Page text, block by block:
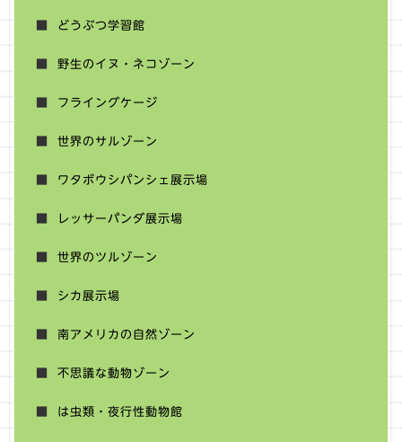
どうぶつ学習館
野生のイヌ・ネコゾーン
フライングケージ
世界のサルゾーン
ワタボウシパンシェ展示場
レッサーパンダ展示場
世界のツルゾーン
シカ展示場
南アメリカの自然ゾーン
不思議な動物ゾーン
は虫類・夜行性動物館